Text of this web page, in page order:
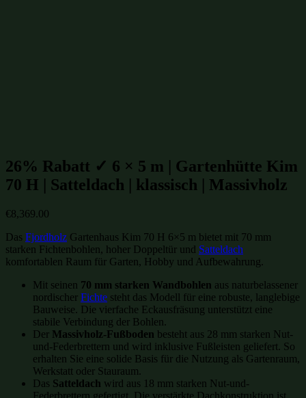
26% Rabatt ✓ 6 × 5 m | Gartenhütte Kim
70 H | Satteldach | klassisch | Massivholz
€8,369.00
Das Fjordholz Gartenhaus Kim 70 H 6×5 m bietet mit 70 mm
starken Fichtenbohlen, hoher Doppeltür und Satteldach
komfortablen Raum für Garten, Hobby und Aufbewahrung.
Mit seinen 70 mm starken Wandbohlen aus naturbelassener
nordischer Fichte steht das Modell für eine robuste, langlebige
Bauweise. Die vierfache Eckausfräsung unterstützt eine
stabile Verbindung der Bohlen.
Der Massivholz-Fußboden besteht aus 28 mm starken Nut-
und-Federbrettern und wird inklusive Fußleisten geliefert. So
erhalten Sie eine solide Basis für die Nutzung als Gartenraum,
Werkstatt oder Stauraum.
Das Satteldach wird aus 18 mm starken Nut-und-
Federbrettern gefertigt. Die verstärkte Dachkonstruktion ist